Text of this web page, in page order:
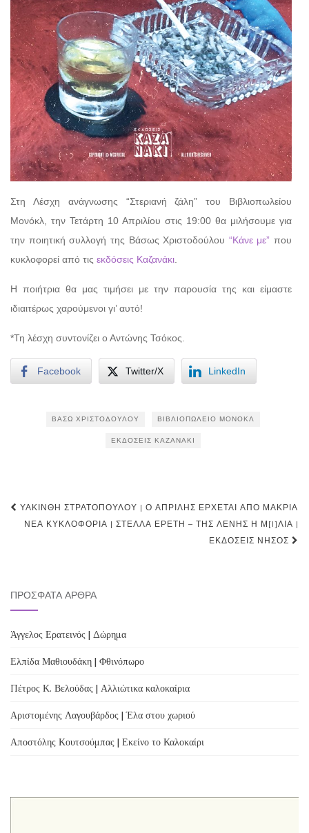
Στη Λέσχη ανάγνωσης “Στεριανή ζάλη” του Βιβλιοπωλείου
Μονόκλ, την Τετάρτη 10 Απριλίου στις 19:00 θα μιλήσουμε για
την ποιητική συλλογή της Βάσως Χριστοδούλου “Κάνε με” που
κυκλοφορεί από τις εκδόσεις Καζανάκι
Η ποιήτρια θα μας τιμήσει με την παρουσία της και είμαστε
ιδιαιτέρως χαρούμενοι γι’ αυτό!
*Τη λέσχη συντονίζει ο Αντώνης Τσόκος.
Facebook Twitter/X LinkedIn
ΒΆΣΩ ΧΡΙΣΤΟΔΟΎΛΟΥ ΒΙΒΛΙΟΠΩΛΕΊΟ ΜΟΝΌΚΛ
ΕΚΔΌΣΕΙΣ ΚΑΖΑΝΑΚΙ
Post
navigation
ΥΑΚΊΝΘΗ ΣΤΡΑΤΟΠΟΎΛΟΥ | Ο ΑΠΡΊΛΗΣ ΈΡΧΕΤΑΙ ΑΠΌ ΜΑΚΡΙΆ
ΝΈΑ ΚΥΚΛΟΦΟΡΊΑ | ΣΤΈΛΛΑ ΕΡΈΤΗ – ΤΗΣ ΛΈΝΗΣ Η Μ[I]ΛΙΆ |
ΕΚΔΌΣΕΙΣ ΝΉΣΟΣ
ΠΡΌΣΦΑΤΑ ΆΡΘΡΑ
Άγγελος Ερατεινός | Δώρημα
Ελπίδα Μαθιουδάκη | Φθινόπωρο
Πέτρος Κ. Βελούδας | Αλλιώτικα καλοκαίρια
Αριστομένης Λαγουβάρδος | Έλα στου χωριού
Αποστόλης Κουτσούμπας | Εκείνο το Καλοκαίρι